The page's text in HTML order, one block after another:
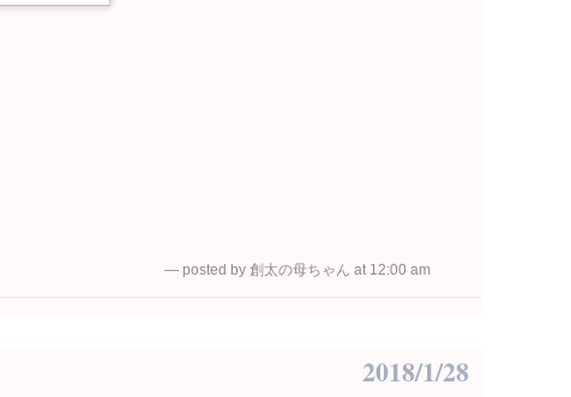
— posted by 創太の母ちゃん at 12:00 am
2018/1/28